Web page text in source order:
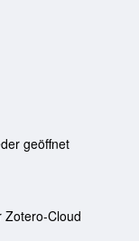
geöffnet
Zotero-Cloud